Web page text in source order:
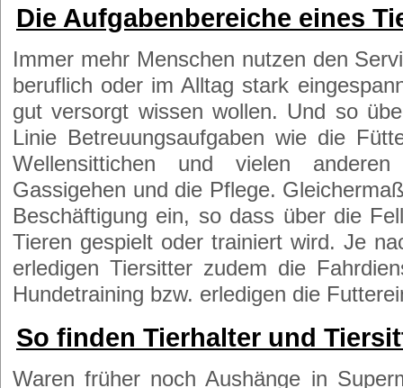
Die Aufgabenbereiche eines
Immer mehr Menschen nutzen den
beruflich oder im Alltag stark
gut versorgt wissen wollen. Und so
Linie Betreuungsaufgaben wie die
Wellensittichen und vielen
Gassigehen und die Pflege.
Beschäftigung ein, so dass über die
Tieren gespielt oder trainiert wird. Je
erledigen Tiersitter zudem die
Hundetraining bzw. erledigen die
So finden Tierhalter und
Waren früher noch Aushänge in